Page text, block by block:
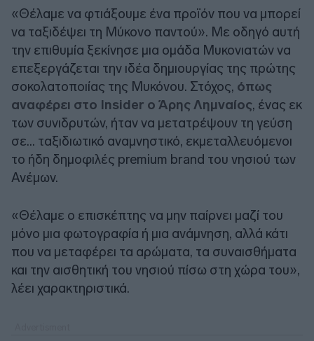
«Θέλαμε να φτιάξουμε ένα προϊόν που να μπορεί
να ταξιδέψει τη Μύκονο παντού». Με οδηγό αυτή
την επιθυμία ξεκίνησε μια ομάδα Μυκονιατών να
επεξεργάζεται την ιδέα δημιουργίας της πρώτης
σοκολατοποιίας της Μυκόνου. Στόχος, όπως
αναφέρει στο Insider ο Άρης Λημναίος, ένας εκ
των συνιδρυτών, ήταν να μετατρέψουν τη γεύση
σε... ταξιδιωτικό αναμνηστικό, εκμεταλλευόμενοι
το ήδη δημοφιλές premium brand του νησιού των
Ανέμων.
«Θέλαμε o επισκέπτης να μην παίρνει μαζί του
μόνο μια φωτογραφία ή μια ανάμνηση, αλλά κάτι
που να μεταφέρει τα αρώματα, τα συναισθήματα
και την αισθητική του νησιού πίσω στη χώρα του»,
λέει χαρακτηριστικά.